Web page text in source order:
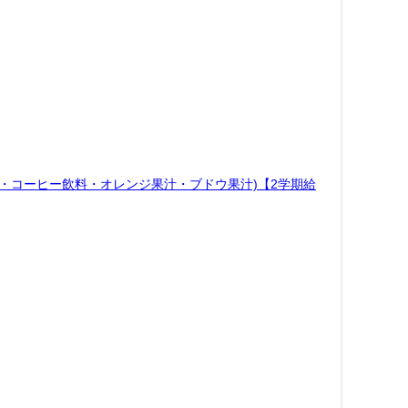
ーヒー飲料・オレンジ果汁・ブドウ果汁)【2学期給